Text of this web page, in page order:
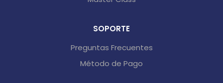
SOPORTE
Preguntas Frecuentes
Método de Pago